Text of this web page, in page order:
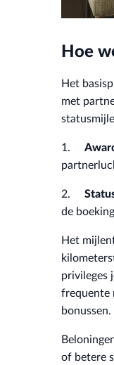
Hoe
Het
met
1.
2.
de
Het
privileges
frequente
bonussen.
of betere